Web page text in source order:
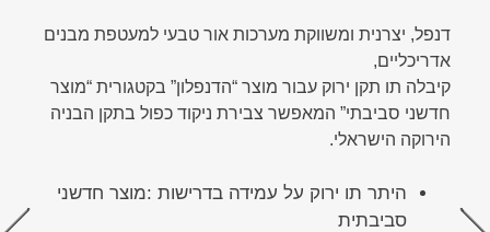
דנפל, יצרנית ומשווקת מערכות אור טבעי למעטפת מבנים
אדריכליים,
קיבלה תו תקן ירוק עבור מוצר “הדנפלון” בקטגורית “מוצר
חדשני סביבתי” המאפשר צבירת ניקוד כפול בתקן הבניה
הירוקה הישראלי.
היתר תו ירוק על עמידה בדרישות :מוצר חדשני
סביבתית